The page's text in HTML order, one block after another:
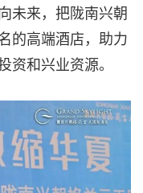
未来，把陇南兴朝
的高端酒店，助力
资和兴业资源。